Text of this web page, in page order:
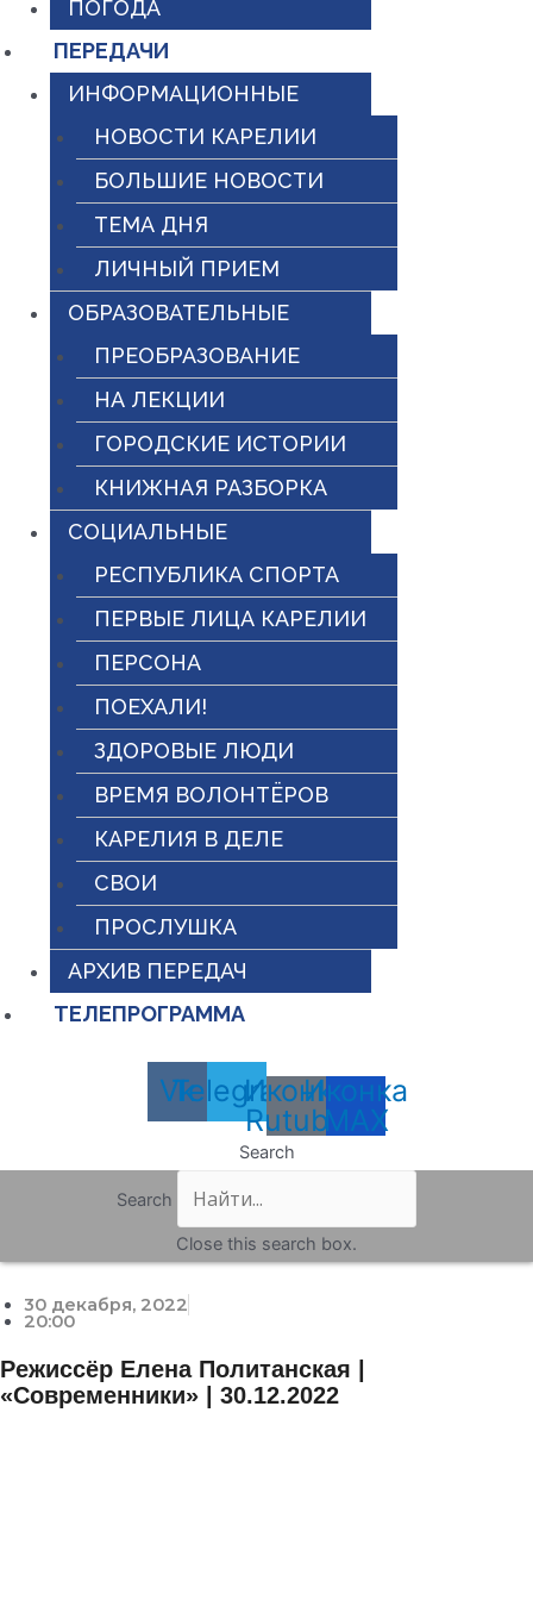
ПОГОДА
ПЕРЕДАЧИ
ИНФОРМАЦИОННЫЕ
НОВОСТИ КАРЕЛИИ
БОЛЬШИЕ НОВОСТИ
ТЕМА ДНЯ
ЛИЧНЫЙ ПРИЕМ
ОБРАЗОВАТЕЛЬНЫЕ
ПРЕОБРАЗОВАНИЕ
НА ЛЕКЦИИ
ГОРОДСКИЕ ИСТОРИИ
КНИЖНАЯ РАЗБОРКА
СОЦИАЛЬНЫЕ
РЕСПУБЛИКА СПОРТА
ПЕРВЫЕ ЛИЦА КАРЕЛИИ
ПЕРСОНА
ПОЕХАЛИ!
ЗДОРОВЫЕ ЛЮДИ
ВРЕМЯ ВОЛОНТЁРОВ
КАРЕЛИЯ В ДЕЛЕ
СВОИ
ПРОСЛУШКА
АРХИВ ПЕРЕДАЧ
ТЕЛЕПРОГРАММА
Vk
Telegram
Иконка
Rutube
Иконка
MAX
Search
Search
Close this search box.
30 декабря, 2022
20:00
Режиссёр Елена Политанская |
«Современники» | 30.12.2022